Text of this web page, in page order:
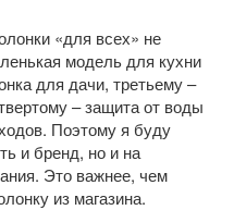
«для всех» не
модель для кухни
для дачи, третьему –
– защита от воды
Поэтому я буду
и бренд, но и на
Это важнее, чем
из магазина.